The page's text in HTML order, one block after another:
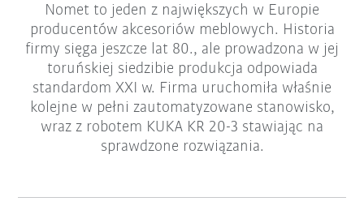
Nomet to jeden z największych w Europie
producentów akcesoriów meblowych. Historia
firmy sięga jeszcze lat 80., ale prowadzona w jej
toruńskiej siedzibie produkcja odpowiada
standardom XXI w. Firma uruchomiła właśnie
kolejne w pełni zautomatyzowane stanowisko,
wraz z robotem KUKA KR 20-3 stawiając na
sprawdzone rozwiązania.